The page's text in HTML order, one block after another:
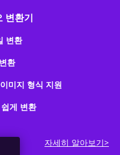
변환기
변환
환
미지 형식 지원
게 변환
자세히 알아보기>